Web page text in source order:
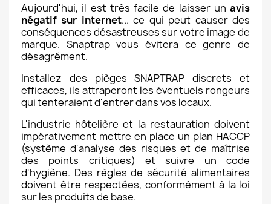
Aujourd'hui, il est très facile de laisser un avis
négatif sur internet... ce qui peut causer des
conséquences désastreuses sur votre image de
marque. Snaptrap vous évitera ce genre de
désagrément.
Installez des pièges SNAPTRAP discrets et
efficaces, ils attraperont les éventuels rongeurs
qui tenteraient d'entrer dans vos locaux.
L'industrie hôtelière et la restauration doivent
impérativement mettre en place un plan HACCP
(système d'analyse des risques et de maîtrise
des points critiques) et suivre un code
d'hygiène. Des règles de sécurité alimentaires
doivent être respectées, conformément à la loi
sur les produits de base.